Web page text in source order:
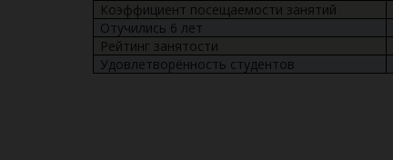
Коэффициент посещаемости занятий
Отучились 6 лет
Рейтинг занятости
Удовлетворённость студентов